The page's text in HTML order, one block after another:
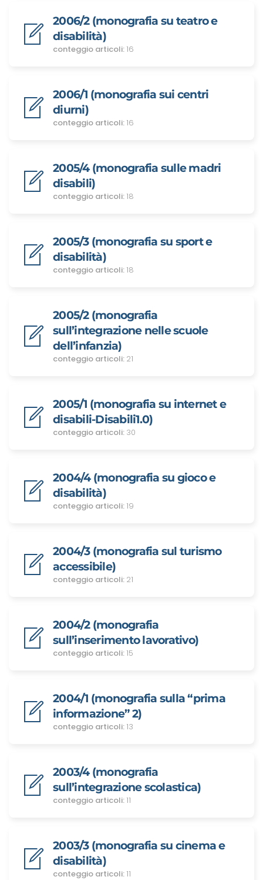
2006/2 (monografia su teatro e
disabilità)
conteggio articoli: 16
2006/1 (monografia sui centri
diurni)
conteggio articoli: 16
2005/4 (monografia sulle madri
disabili)
conteggio articoli: 18
2005/3 (monografia su sport e
disabilità)
conteggio articoli: 18
2005/2 (monografia
sull’integrazione nelle scuole
dell’infanzia)
conteggio articoli: 21
2005/1 (monografia su internet e
disabili-Disabili1.0)
conteggio articoli: 30
2004/4 (monografia su gioco e
disabilità)
conteggio articoli: 19
2004/3 (monografia sul turismo
accessibile)
conteggio articoli: 21
2004/2 (monografia
sull’inserimento lavorativo)
conteggio articoli: 15
2004/1 (monografia sulla “prima
informazione” 2)
conteggio articoli: 13
2003/4 (monografia
sull’integrazione scolastica)
conteggio articoli: 11
2003/3 (monografia su cinema e
disabilità)
conteggio articoli: 11